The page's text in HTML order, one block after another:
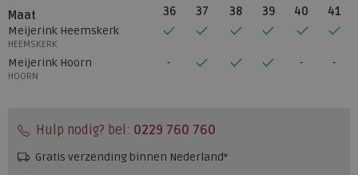
Maat 36 37 38 39 40
41
Meijerink Heemskerk
HEEMSKERK
Meijerink Hoorn
HOORN
Hulp nodig? bel: 0229 760 760
Gratis verzending binnen Nederland*